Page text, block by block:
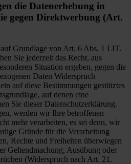
die Datenerhebung in
gegen Direktwerbung (Art.
Grundlage von Art. 6 Abs. 1 LIT.
Sie jederzeit das Recht, aus
Situation ergeben, gegen die
Daten Widerspruch
auf diese Bestimmungen gestütztes
auf denen eine
Sie dieser Datenschutzerklärung.
werden wir Ihre betroffenen
mehr verarbeiten, es sei denn, wir
Gründe für die Verarbeitung
Rechte und Freiheiten überwiegen
Geltendmachung, Ausübung oder
(Widerspruch nach Art. 21.